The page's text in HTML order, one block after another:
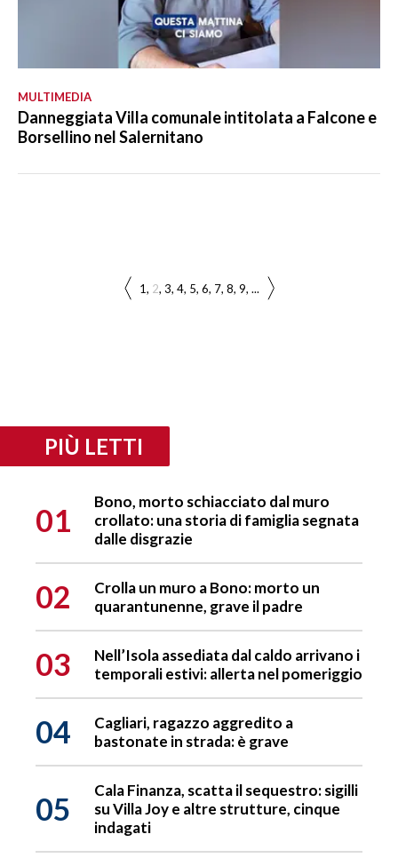
MULTIMEDIA
Danneggiata Villa comunale intitolata a Falcone e
Borsellino nel Salernitano
1 2 3 4 5 6 7 8 9 ...
PIÙ LETTI
01
Bono, morto schiacciato dal muro
crollato: una storia di famiglia segnata
dalle disgrazie
02
Crolla un muro a Bono: morto un
quarantunenne, grave il padre
03
Nell’Isola assediata dal caldo arrivano i
temporali estivi: allerta nel pomeriggio
04
Cagliari, ragazzo aggredito a
bastonate in strada: è grave
05
Cala Finanza, scatta il sequestro: sigilli
su Villa Joy e altre strutture, cinque
indagati